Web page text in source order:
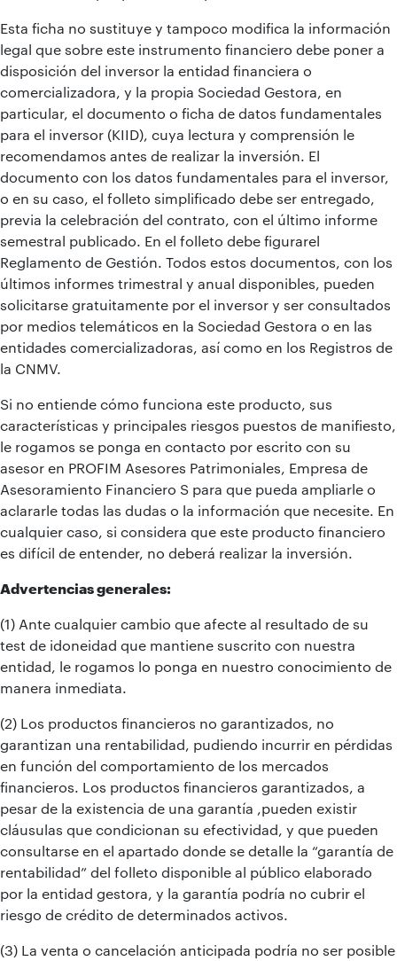
Esta ficha no sustituye y tampoco modifica la información
legal que sobre este instrumento financiero debe poner a
disposición del inversor la entidad financiera o
comercializadora, y la propia Sociedad Gestora, en
particular, el documento o ficha de datos fundamentales
para el inversor (KIID), cuya lectura y comprensión le
recomendamos antes de realizar la inversión. El
documento con los datos fundamentales para el inversor,
o en su caso, el folleto simplificado debe ser entregado,
previa la celebración del contrato, con el último informe
semestral publicado. En el folleto debe figurarel
Reglamento de Gestión. Todos estos documentos, con los
últimos informes trimestral y anual disponibles, pueden
solicitarse gratuitamente por el inversor y ser consultados
por medios telemáticos en la Sociedad Gestora o en las
entidades comercializadoras, así como en los Registros de
la CNMV.
Si no entiende cómo funciona este producto, sus
características y principales riesgos puestos de manifiesto,
le rogamos se ponga en contacto por escrito con su
asesor en PROFIM Asesores Patrimoniales, Empresa de
Asesoramiento Financiero S para que pueda ampliarle o
aclararle todas las dudas o la información que necesite. En
cualquier caso, si considera que este producto financiero
es difícil de entender, no deberá realizar la inversión.
Advertencias generales:
(1) Ante cualquier cambio que afecte al resultado de su
test de idoneidad que mantiene suscrito con nuestra
entidad, le rogamos lo ponga en nuestro conocimiento de
manera inmediata.
(2) Los productos financieros no garantizados, no
garantizan una rentabilidad, pudiendo incurrir en pérdidas
en función del comportamiento de los mercados
financieros. Los productos financieros garantizados, a
pesar de la existencia de una garantía ,pueden existir
cláusulas que condicionan su efectividad, y que pueden
consultarse en el apartado donde se detalle la “garantía de
rentabilidad” del folleto disponible al público elaborado
por la entidad gestora, y la garantía podría no cubrir el
riesgo de crédito de determinados activos.
(3) La venta o cancelación anticipada podría no ser posible